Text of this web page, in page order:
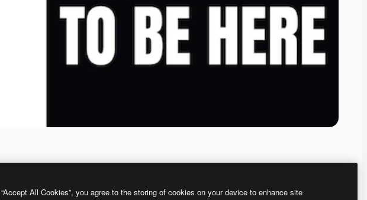
All Cookies”, you agree to the storing of cookies on your device to enhance site